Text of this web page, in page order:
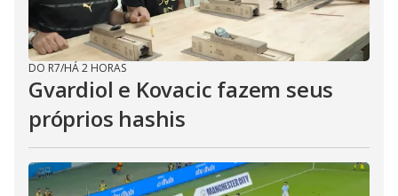
DO R7/HÁ 2 HORAS
Gvardiol e Kovacic fazem seus
próprios hashis